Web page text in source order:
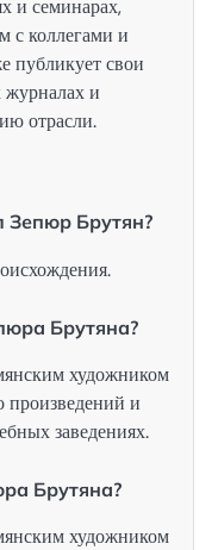
и семинарах,
с коллегами и
публикует свои
журналах и
отрасли.
Зепюр Брутян?
Брутяна?
художником
произведений и
заведениях.
Брутяна?
художником